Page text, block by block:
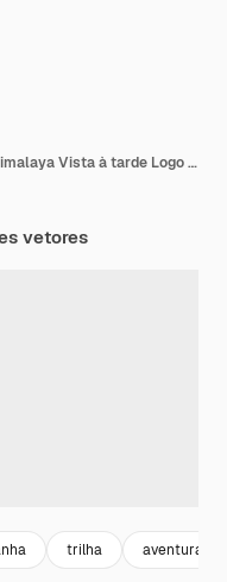
Simple Line Landscape Everest Himalaya Vista à tarde Logo Design
vetores
trilha aventura